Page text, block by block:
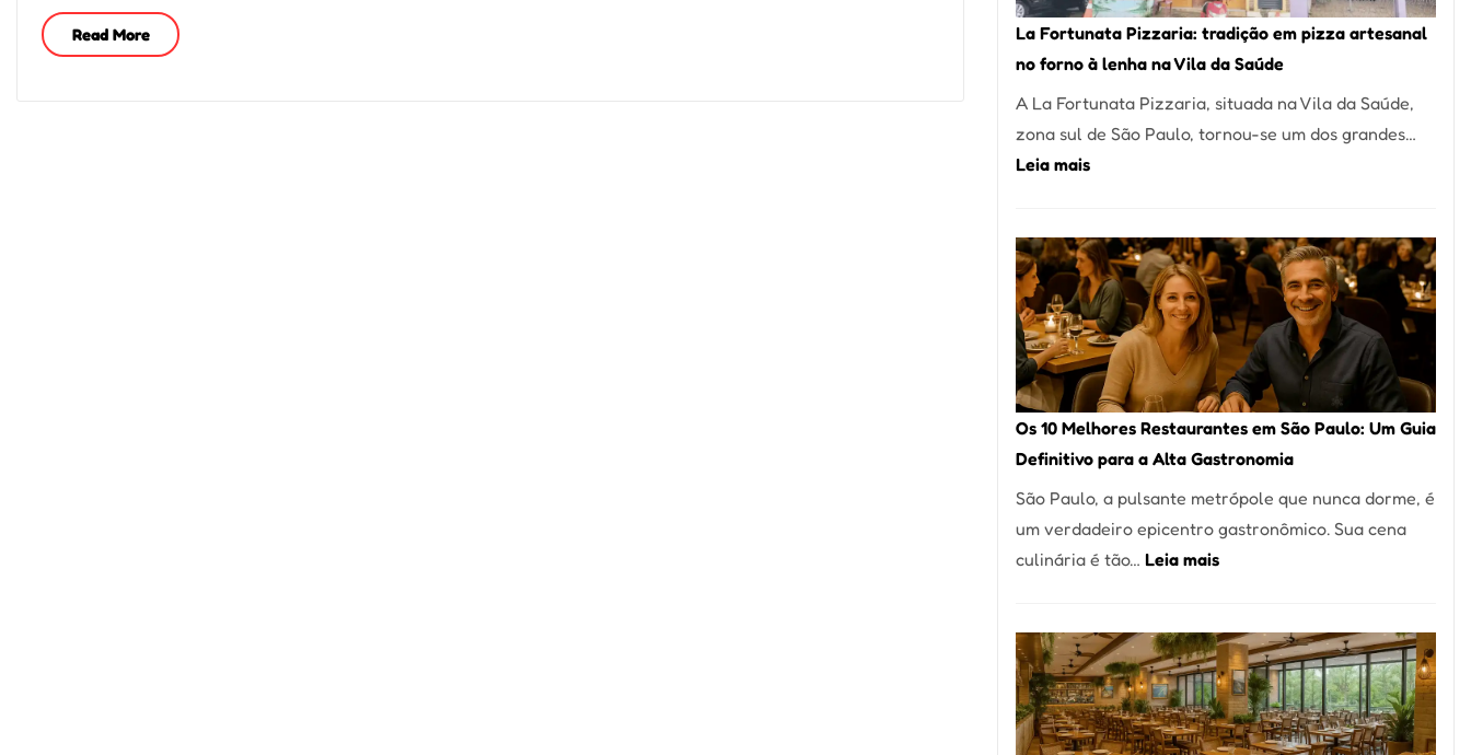
Read More
Restaurantes
Mais
de
Pinheiros
La Fortunata Pizzaria: tradição em pizza artesanal
no forno à lenha na Vila da Saúde
A La Fortunata Pizzaria, situada na Vila da Saúde,
zona sul de São Paulo, tornou-se um dos grandes…
Leia mais:
Pizzaria:
tradição
em
pizza
artesanal
no
forno
à
lenha
na
Vila
Os 10 Melhores Restaurantes em São Paulo: Um Guia
Definitivo para a Alta Gastronomia
São Paulo, a pulsante metrópole que nunca dorme, é
um verdadeiro epicentro gastronômico. Sua cena
culinária é tão… Leia mais:
Melhores
Restaurantes
em
São